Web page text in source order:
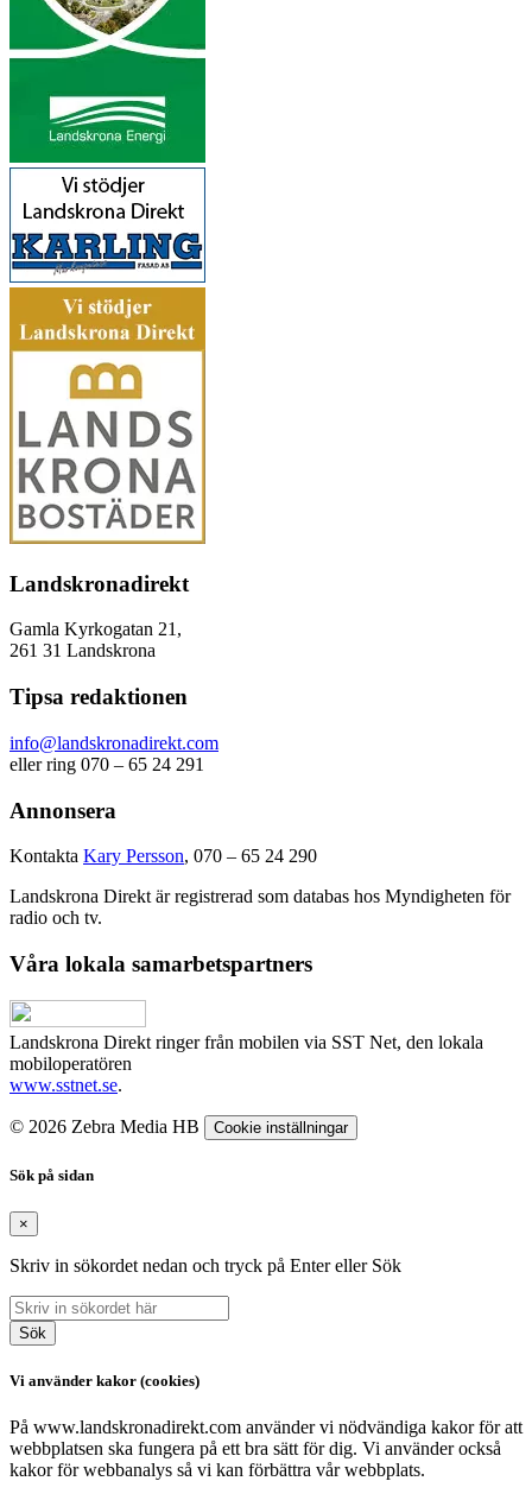
Landskronadirekt
Gamla Kyrkogatan 21,
261 31 Landskrona
Tipsa redaktionen
info@landskronadirekt.com
eller ring 070 – 65 24 291
Annonsera
Kontakta Kary Persson, 070 – 65 24 290
Landskrona Direkt är registrerad som databas hos Myndigheten för
radio och tv.
Våra lokala samarbetspartners
Landskrona Direkt ringer från mobilen via SST Net, den lokala
mobiloperatören
www.sstnet.se.
© 2026 Zebra Media HB Cookie inställningar
Sök på sidan
×
Skriv in sökordet nedan och tryck på Enter eller Sök
Sök
Vi använder kakor (cookies)
På www.landskronadirekt.com använder vi nödvändiga kakor för att
webbplatsen ska fungera på ett bra sätt för dig. Vi använder också
kakor för webbanalys så vi kan förbättra vår webbplats.